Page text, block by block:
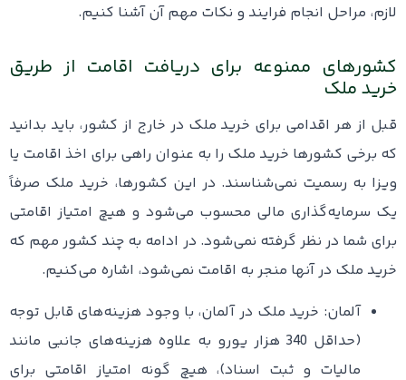
لازم، مراحل انجام فرایند و نکات مهم آن آشنا کنیم.
کشورهای ممنوعه برای دریافت اقامت از طریق
خرید ملک
قبل از هر اقدامی برای خرید ملک در خارج از کشور، باید بدانید
که برخی کشورها خرید ملک را به عنوان راهی برای اخذ اقامت یا
ویزا به رسمیت نمی‌شناسند. در این کشورها، خرید ملک صرفاً
یک سرمایه‌گذاری مالی محسوب می‌شود و هیچ امتیاز اقامتی
برای شما در نظر گرفته نمی‌شود. در ادامه به چند کشور مهم که
خرید ملک در آنها منجر به اقامت نمی‌شود، اشاره می‌کنیم.
آلمان: خرید ملک در آلمان، با وجود هزینه‌های قابل توجه
(حداقل 340 هزار یورو به علاوه هزینه‌های جانبی مانند
مالیات و ثبت اسناد)، هیچ گونه امتیاز اقامتی برای